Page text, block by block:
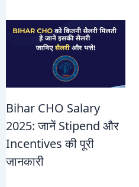
Bihar CHO Salary
2025: जानें Stipend और
Incentives की पूरी
जानकारी